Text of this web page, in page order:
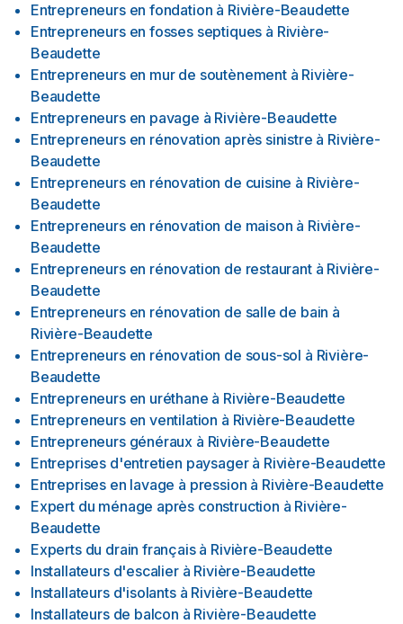
Entrepreneurs en fondation à Rivière-Beaudette
Entrepreneurs en fosses septiques à Rivière-
Beaudette
Entrepreneurs en mur de soutènement à Rivière-
Beaudette
Entrepreneurs en pavage à Rivière-Beaudette
Entrepreneurs en rénovation après sinistre à Rivière-
Beaudette
Entrepreneurs en rénovation de cuisine à Rivière-
Beaudette
Entrepreneurs en rénovation de maison à Rivière-
Beaudette
Entrepreneurs en rénovation de restaurant à Rivière-
Beaudette
Entrepreneurs en rénovation de salle de bain à
Rivière-Beaudette
Entrepreneurs en rénovation de sous-sol à Rivière-
Beaudette
Entrepreneurs en uréthane à Rivière-Beaudette
Entrepreneurs en ventilation à Rivière-Beaudette
Entrepreneurs généraux à Rivière-Beaudette
Entreprises d'entretien paysager à Rivière-Beaudette
Entreprises en lavage à pression à Rivière-Beaudette
Expert du ménage après construction à Rivière-
Beaudette
Experts du drain français à Rivière-Beaudette
Installateurs d'escalier à Rivière-Beaudette
Installateurs d'isolants à Rivière-Beaudette
Installateurs de balcon à Rivière-Beaudette